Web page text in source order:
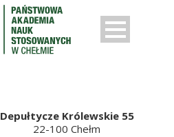
Depułtycze Królewskie 55
22-100 Chełm